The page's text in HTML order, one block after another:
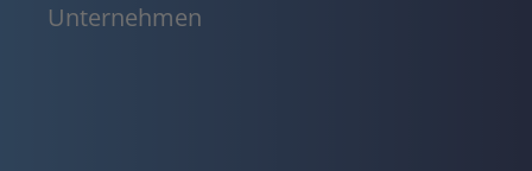
Unternehmen